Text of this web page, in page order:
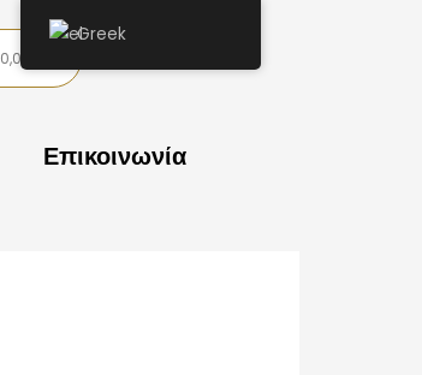
0,00
Επικοινωνία
Greek